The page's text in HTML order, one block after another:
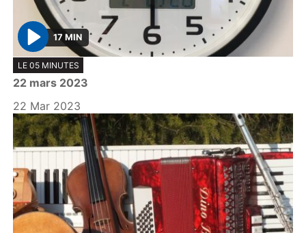
P
l
a
y
17 MIN
LE 05 MINUTES
22 mars 2023
22 Mar 2023